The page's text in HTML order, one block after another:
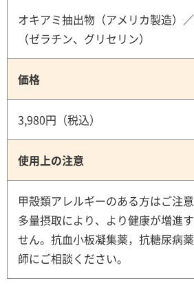
オキアミ抽出物（アメリカ製造）
（ゼラチン、グリセリン）
価格
3,980円（税込）
使用上の注意
甲殻類アレルギーのある方はご注
多量摂取により、より健康が増進
せん。抗血小板凝集薬，抗糖尿病
師にご相談ください。